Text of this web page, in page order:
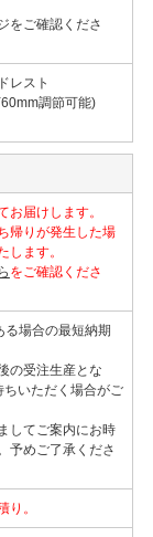
をご確認くださ
レスト
調節可能)
お届けします。
帰りが発生した場
します。
をご確認くださ
る場合の最短納期
の受注生産とな
ちいただく場合がご
してご案内にお時
予めご了承くださ
り。